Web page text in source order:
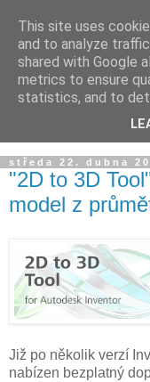
středa 22. dubna
"2D to 3D
model z
Již po několik verzí
nabízen bezplatný
This site uses
and to analyze
shared with Google
metrics to ensure
statistics, and to